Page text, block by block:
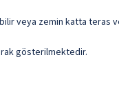
veya zemin katta teras
gösterilmektedir.